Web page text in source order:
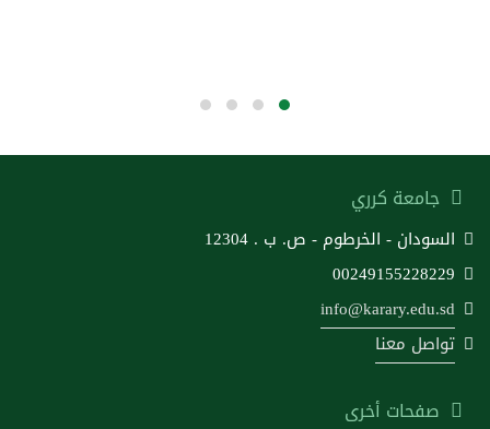
جامعة كرري
السودان - الخرطوم - ص. ب . 12304
00249155228229
info@karary.edu.sd
تواصل معنا
صفحات أخرى